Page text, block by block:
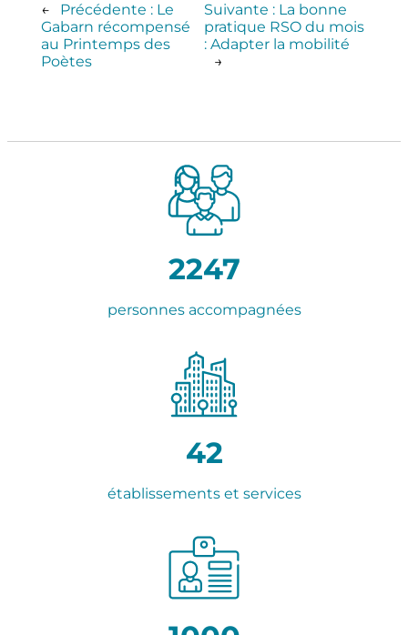
← Précédente : Le
Gabarn récompensé
au Printemps des
Poètes
Suivante : La bonne
pratique RSO du mois
: Adapter la mobilité
→
2247
personnes accompagnées
42
établissements et services